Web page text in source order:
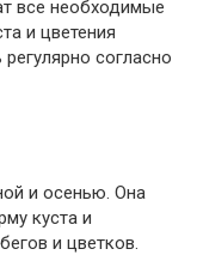
все необходимые
и цветения
согласно
и осенью. Она
куста и
и цветков.